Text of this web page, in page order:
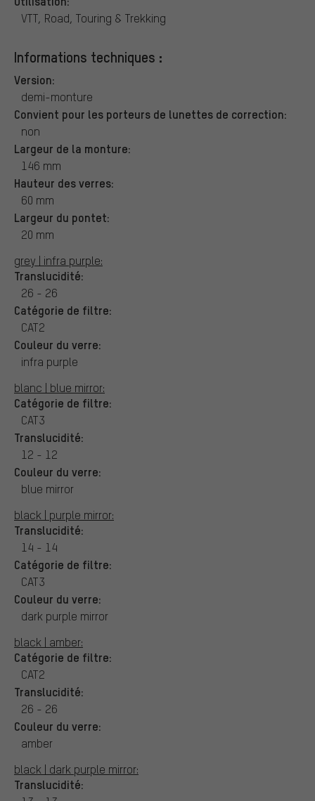
VTT, Road, Touring & Trekking
Informations techniques :
Version:
demi-monture
Convient pour les porteurs de lunettes de correction:
non
Largeur de la monture:
146 mm
Hauteur des verres:
60 mm
Largeur du pontet:
20 mm
grey | infra purple:
Translucidité:
26 - 26
Catégorie de filtre:
CAT2
Couleur du verre:
infra purple
blanc | blue mirror:
Catégorie de filtre:
CAT3
Translucidité:
12 - 12
Couleur du verre:
blue mirror
black | purple mirror:
Translucidité:
14 - 14
Catégorie de filtre:
CAT3
Couleur du verre:
dark purple mirror
black | amber:
Catégorie de filtre:
CAT2
Translucidité:
26 - 26
Couleur du verre:
amber
black | dark purple mirror:
Translucidité: